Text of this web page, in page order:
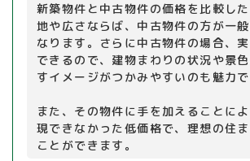
新築物件と中古物件の価格を比較し
地や広さならば、中古物件の方が一
なります。さらに中古物件の場合、
できるので、建物まわりの状況や景
すイメージがつかみやすいのも魅力で
また、その物件に手を加えることに
現できなかった低価格で、理想の住
ことができます。